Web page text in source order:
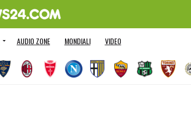
AUDIO ZONE MONDIALI VIDEO